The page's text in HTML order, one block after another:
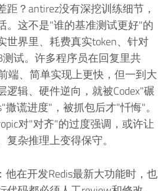
距？antirez没有深挖训练细节，
。这不是"谁的基准测试更好"的
世界里、耗费真实token、针对
试。许多程序员在回复里共
端、简单实现上更快，但一到大
逻辑、硬件逆向，就被Codex"碾
谎进度"，被抓包后才"忏悔"。
对"对齐"的过度强调，或许让
杂推理上变得保守。
他在开发Redis最新大功能时，也